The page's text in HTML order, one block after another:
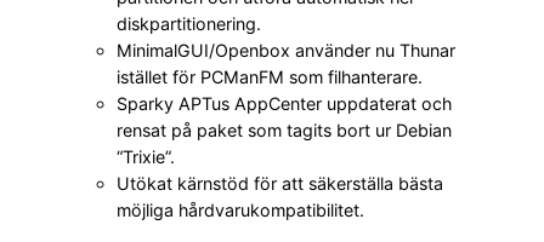
diskpartitionering.
MinimalGUI/Openbox använder nu Thunar
istället för PCManFM som filhanterare.
Sparky APTus AppCenter uppdaterat och
rensat på paket som tagits bort ur Debian
“Trixie”.
Utökat kärnstöd för att säkerställa bästa
möjliga hårdvarukompatibilitet.